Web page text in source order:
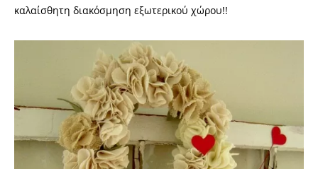
καλαίσθητη διακόσμηση εξωτερικού χώρου!!